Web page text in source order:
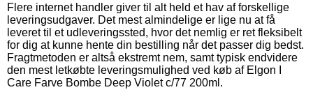
Flere internet handler giver til alt held et hav af forskellige
leveringsudgaver. Det mest almindelige er lige nu at få
leveret til et udleveringssted, hvor det nemlig er ret fleksibelt
for dig at kunne hente din bestilling når det passer dig bedst.
Fragtmetoden er altså ekstremt nem, samt typisk endvidere
den mest letkøbte leveringsmulighed ved køb af Elgon I
Care Farve Bombe Deep Violet c/77 200ml.